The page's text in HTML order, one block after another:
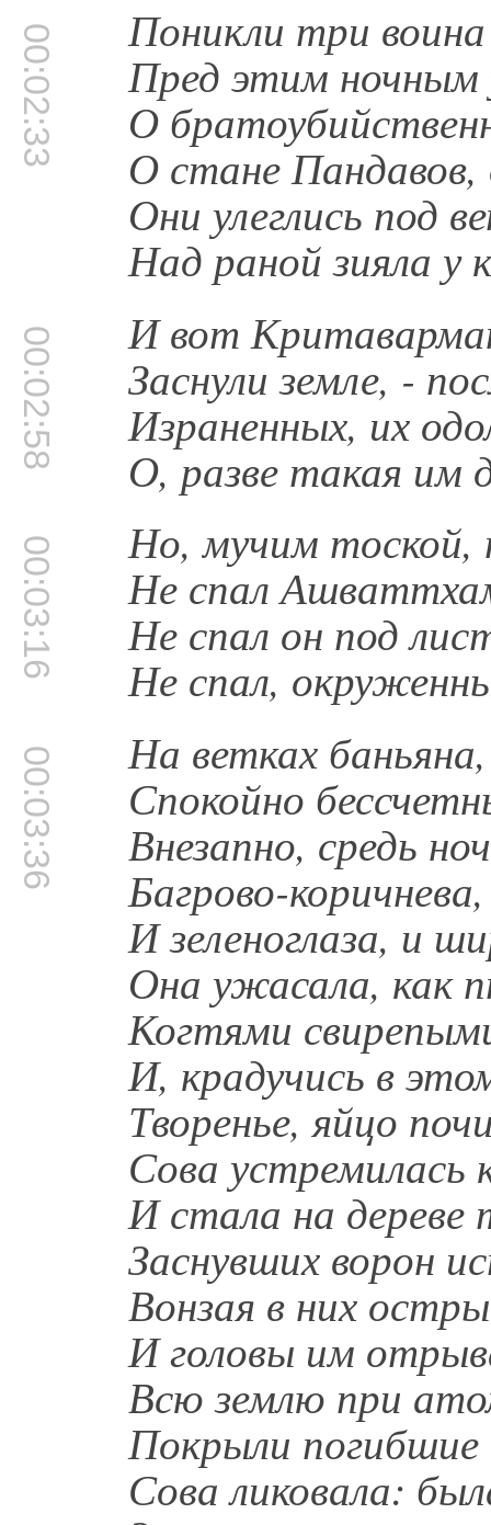
00:02:33 Поникли три воина
Пред этим
О
О стане Пандавов,
Они улеглись под
Над раной зияла у
00:02:58 И вот
Заснули земле, -
Израненных, их
О, разве такая им
00:03:16 Но, мучим тоской,
Не спал
Не спал он под
Не спал,
00:03:36 На ветках
Спокойно
Внезапно, средь
Багрово-
И зеленоглаза, и
Она ужасала, как
Когтями
И, крадучись в
Творенье, яйцо
Сова устремилась
И стала на
Заснувших ворон
Вонзая в них
И головы им
Всю землю при
Покрыли погибшие
Сова ликовала: